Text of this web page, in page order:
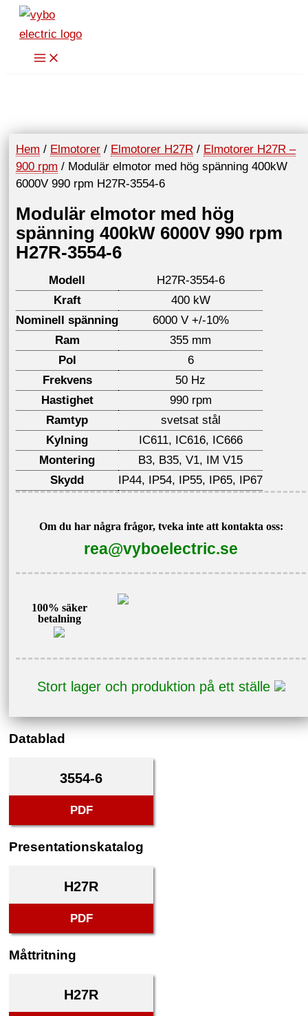
Hoppa
innehåll
Hem / Elmotorer / Elmotorer H27R / Elmotorer H27R –
900 rpm / Modulär elmotor med hög spänning 400kW
6000V 990 rpm H27R-3554-6
Modulär elmotor med hög
spänning 400kW 6000V 990 rpm
H27R-3554-6
Modell
H27R-3554-6
Kraft
400 kW
Nominell spänning
6000 V +/-10%
Ram
355 mm
Pol
6
Frekvens
50 Hz
Hastighet
990 rpm
Ramtyp
svetsat stål
Kylning
IC611, IC616, IC666
Montering
B3, B35, V1, IM V15
Skydd
IP44, IP54, IP55, IP65, IP67
Om du har några frågor, tveka inte att kontakta oss:
rea@vyboelectric.se
100% säker
betalning
Stort lager och produktion på ett ställe
Datablad
3554-6
PDF
Presentationskatalog
H27R
PDF
Måttritning
H27R